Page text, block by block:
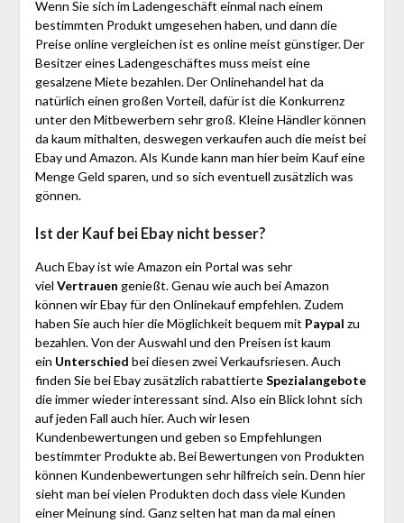
Wenn Sie sich im Ladengeschäft einmal nach einem
bestimmten Produkt umgesehen haben, und dann die
Preise online vergleichen ist es online meist günstiger. Der
Besitzer eines Ladengeschäftes muss meist eine
gesalzene Miete bezahlen. Der Onlinehandel hat da
natürlich einen großen Vorteil, dafür ist die Konkurrenz
unter den Mitbewerbern sehr groß. Kleine Händler können
da kaum mithalten, deswegen verkaufen auch die meist bei
Ebay und Amazon. Als Kunde kann man hier beim Kauf eine
Menge Geld sparen, und so sich eventuell zusätzlich was
gönnen.
Ist der Kauf bei Ebay nicht besser?
Auch Ebay ist wie Amazon ein Portal was sehr
viel Vertrauen genießt. Genau wie auch bei Amazon
können wir Ebay für den Onlinekauf empfehlen. Zudem
haben Sie auch hier die Möglichkeit bequem mit Paypal zu
bezahlen. Von der Auswahl und den Preisen ist kaum
ein Unterschied bei diesen zwei Verkaufsriesen. Auch
finden Sie bei Ebay zusätzlich rabattierteSpezialangebote
die immer wieder interessant sind. Also ein Blick lohnt sich
auf jeden Fall auch hier. Auch wir lesen
Kundenbewertungen und geben so Empfehlungen
bestimmter Produkte ab. Bei Bewertungen von Produkten
können Kundenbewertungen sehr hilfreich sein. Denn hier
sieht man bei vielen Produkten doch dass viele Kunden
einer Meinung sind. Ganz selten hat man da mal einen